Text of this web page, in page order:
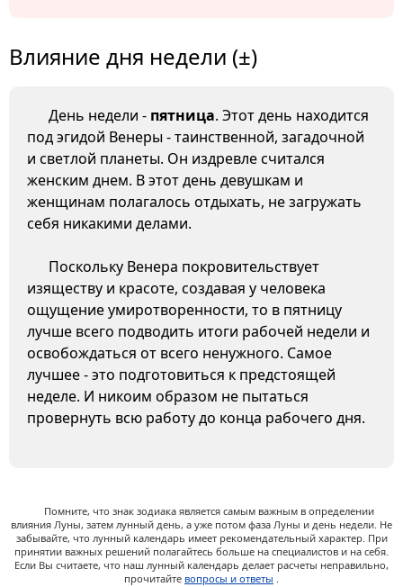
Влияние дня недели (±)
День недели - пятница. Этот день находится
под эгидой Венеры - таинственной, загадочной
и светлой планеты. Он издревле считался
женским днем. В этот день девушкам и
женщинам полагалось отдыхать, не загружать
себя никакими делами.
Поскольку Венера покровительствует
изяществу и красоте, создавая у человека
ощущение умиротворенности, то в пятницу
лучше всего подводить итоги рабочей недели и
освобождаться от всего ненужного. Самое
лучшее - это подготовиться к предстоящей
неделе. И никоим образом не пытаться
провернуть всю работу до конца рабочего дня.
Помните, что знак зодиака является самым важным в определении
влияния Луны, затем лунный день, а уже потом фаза Луны и день недели. Не
забывайте, что лунный календарь имеет рекомендательный характер. При
принятии важных решений полагайтесь больше на специалистов и на себя.
Если Вы считаете, что наш лунный календарь делает расчеты неправильно,
прочитайте вопросы и ответы .